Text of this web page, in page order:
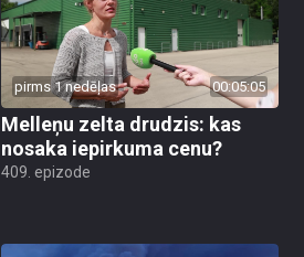
pirms 1 nedēļas 00:05:05
Melleņu zelta drudzis: kas
nosaka iepirkuma cenu?
409. epizode